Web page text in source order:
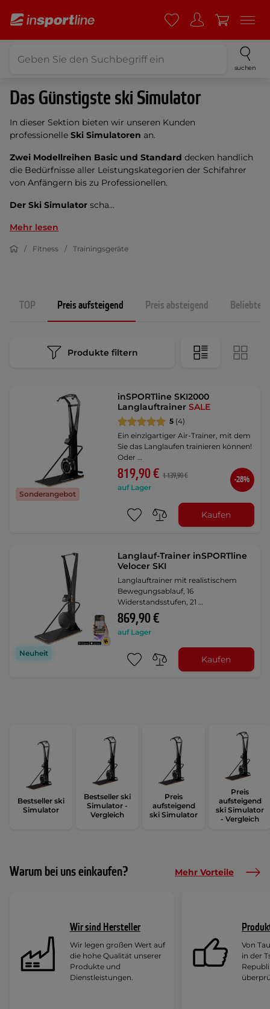
suchen
Das Günstigste ski Simulator
In dieser Sektion bieten wir unseren Kunden
professionelle Ski Simulatoren an.
Zwei Modellreihen Basic und Standard decken handlich
die Bedürfnisse aller Leistungskategorien der Schifahrer
von Anfängern bis zu Professionellen.
Der Ski Simulator scha...
Mehr lesen
Fitness Trainingsgeräte
TOP Preis aufsteigend Preis absteigend
Produkte filtern
Sonderangebot
inSPORTline SKI2000
LanglauftrainerSALE
5 (4)
Ein einzigartiger Air-Trainer, mit dem
Sie das Langlaufen trainieren können!
Oder …
819,90 € 1 139,90 €
auf Lager
-28%
Kaufen
Neuheit
Langlauf-Trainer inSPORTline
Velocer SKI
Langlauftrainer mit realistischem
Bewegungsablauf, 16
Widerstandsstufen, 21 …
869,90 €
auf Lager
Kaufen
Bestseller ski
Simulator
Bestseller ski
Simulator -
Vergleich
Preis
aufsteigend
ski Simulator
Preis
aufsteigend
ski Simulator
- Vergleich
Warum bei uns einkaufen? Mehr Vorteile
Wir sind Hersteller
Wir legen großen Wert auf
die hohe Qualität unserer
Produkte und
Dienstleistungen.
Von
in der